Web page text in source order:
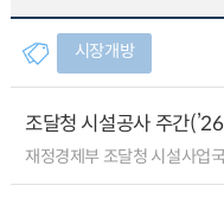
시장개방
조달청 시설공사 주간
재정경제부 조달청 시설사업